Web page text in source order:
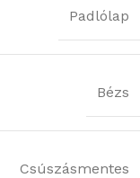
Padlólap
Bézs
Csúszásmentes